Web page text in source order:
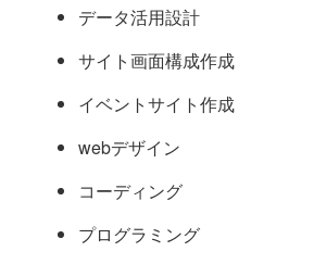
データ活用設計
サイト画面構成作成
イベントサイト作成
webデザイン
コーディング
プログラミング